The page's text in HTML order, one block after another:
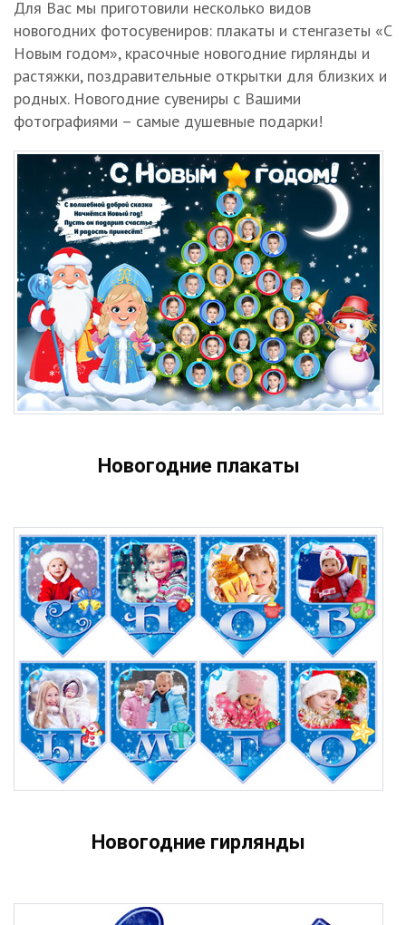
Для Вас мы приготовили несколько видов
новогодних фотосувениров: плакаты и стенгазеты «С
Новым годом», красочные новогодние гирлянды и
растяжки, поздравительные открытки для близких и
родных. Новогодние сувениры с Вашими
фотографиями – самые душевные подарки!
Новогодние плакаты
Новогодние гирлянды